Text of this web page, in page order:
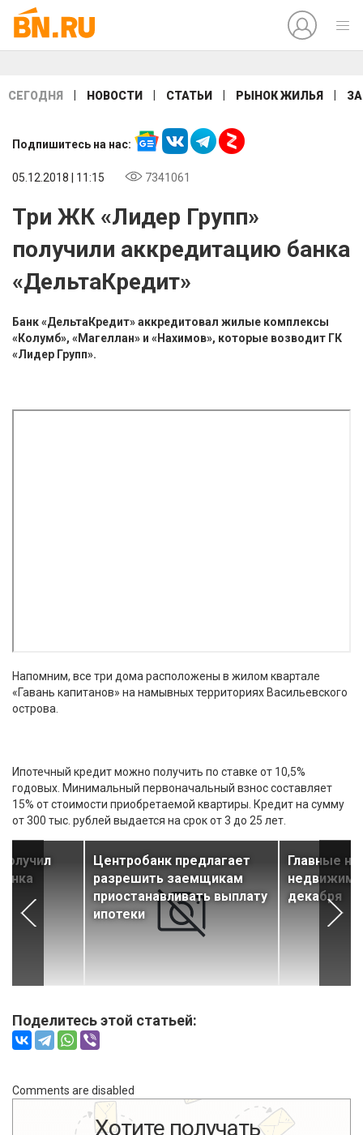
СЕГОДНЯ НОВОСТИ СТАТЬИ РЫНОК ЖИЛЬЯ
Подпишитесь на нас:
05.12.2018 | 11:15 7341061
Три ЖК «Лидер Групп»
получили аккредитацию банка
«ДельтаКредит»
Банк «ДельтаКредит» аккредитовал жилые комплексы
«Колумб», «Магеллан» и «Нахимов», которые возводит ГК
«Лидер Групп».
Напомним, все три дома расположены в жилом квартале
«Гавань капитанов» на намывных территориях Васильевского
острова.
Ипотечный кредит можно получить по ставке от 10,5%
годовых. Минимальный первоначальный взнос составляет
15% от стоимости приобретаемой квартиры. Кредит на сумму
от 300 тыс. рублей выдается на срок от 3 до 25 лет.
Центробанк предлагает
разрешить заемщикам
приостанавливать выплату
ипотеки
Главные
декабря
Поделитесь этой статьей:
Comments are disabled
Хотите получать